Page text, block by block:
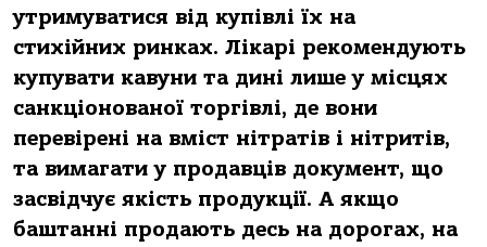
утримуватися від купівлі їх на
стихійних ринках. Лікарі рекомендують
купувати кавуни та дині лише у місцях
санкціонованої торгівлі, де вони
перевірені на вміст нітратів і нітритів,
та вимагати у продавців документ, що
засвідчує якість продукції. А якщо
баштанні продають десь на дорогах, на